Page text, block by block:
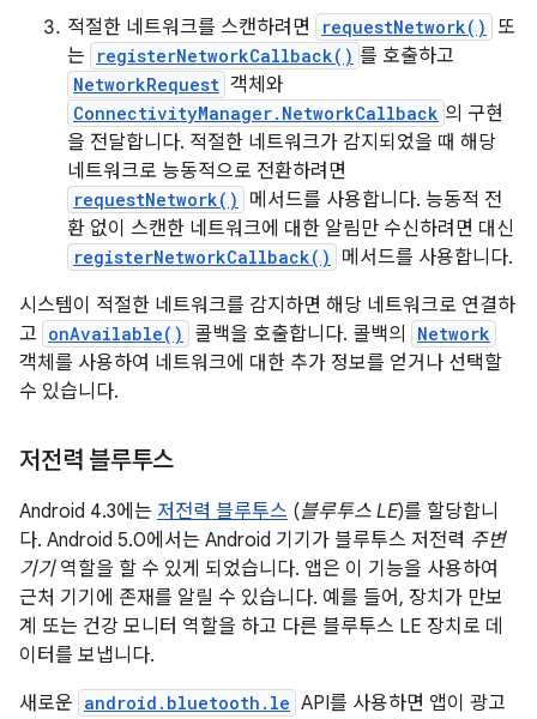
적절한 네트워크를 스캔하려면 requestNetwork()
또
는
registerNetworkCallback() 를 호출하고
NetworkRequest 객체와
ConnectivityManager.NetworkCallback 의 구현
을 전달합니다. 적절한 네트워크가 감지되었을 때 해당
네트워크로 능동적으로 전환하려면
requestNetwork()
메서드를 사용합니다. 능동적 전
환 없이 스캔한 네트워크에 대한 알림만 수신하려면 대신
registerNetworkCallback()
메서드를 사용합니다.
시스템이 적절한 네트워크를 감지하면 해당 네트워크로 연결하
고 onAvailable() 콜백을 호출합니다. 콜백의 Network
객체를 사용하여 네트워크에 대한 추가 정보를 얻거나 선택할
수 있습니다.
저전력 블루투스
Android 4.3에는 저전력 블루투스 (블루투스 LE)를 할당합니
다. Android 5.0에서는 Android 기기가 블루투스 저전력 주변
기기역할을 할 수 있게 되었습니다. 앱은 이 기능을 사용하여
근처 기기에 존재를 알릴 수 있습니다. 예를 들어, 장치가 만보
계 또는 건강 모니터 역할을 하고 다른 블루투스 LE 장치로 데
이터를 보냅니다.
새로운 android.bluetooth.le API를 사용하면 앱이 광고